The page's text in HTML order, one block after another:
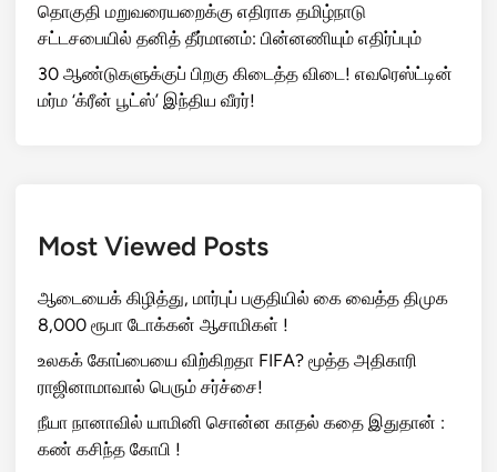
தொகுதி மறுவரையறைக்கு எதிராக தமிழ்நாடு
சட்டசபையில் தனித் தீர்மானம்: பின்னணியும் எதிர்ப்பும்
30 ஆண்டுகளுக்குப் பிறகு கிடைத்த விடை! எவரெஸ்ட்டின்
மர்ம ‘க்ரீன் பூட்ஸ்’ இந்திய வீரர்!
Most Viewed Posts
ஆடையைக் கிழித்து, மார்புப் பகுதியில் கை வைத்த திமுக
8,000 ரூபா டோக்கன் ஆசாமிகள் !
உலகக் கோப்பையை விற்கிறதா FIFA? மூத்த அதிகாரி
ராஜினாமாவால் பெரும் சர்ச்சை!
நீயா நானாவில் யாமினி சொன்ன காதல் கதை இதுதான் :
கண் கசிந்த கோபி !